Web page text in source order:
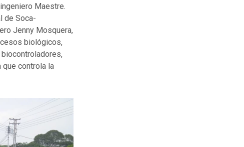
Maestre.
de Soca-
Jenny Mosquera,
biológicos,
controla la